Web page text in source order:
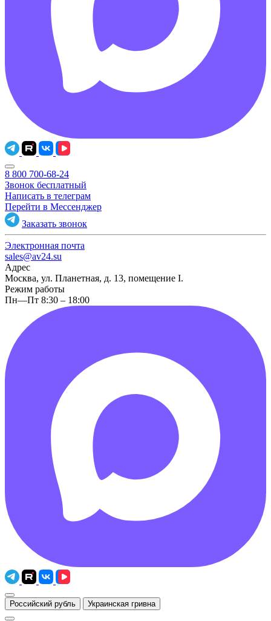
8 800 700-68-24
Звонок бесплатный
Написать в телеграм
Перейти в Мессенджер
Заказать звонок
Электронная почта
sales@av24.su
Адрес
Москва, ул. Планетная, д. 13, помещение I.
Режим работы
Пн—Пт 8:30 – 18:00
Российский рубль Украинская гривна